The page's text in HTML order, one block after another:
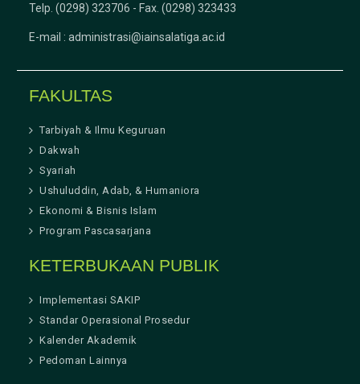
Telp. (0298) 323706 - Fax. (0298) 323433
E-mail :administrasi@iainsalatiga.ac.id
FAKULTAS
Tarbiyah & Ilmu Keguruan
Dakwah
Syariah
Ushuluddin, Adab, & Humaniora
Ekonomi & Bisnis Islam
Program Pascasarjana
KETERBUKAAN PUBLIK
Implementasi SAKIP
Standar Operasional Prosedur
Kalender Akademik
Pedoman Lainnya